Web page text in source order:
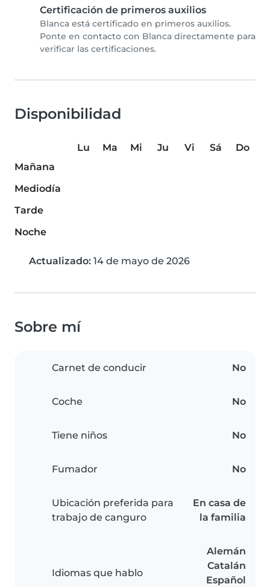
Certificación de primeros auxilios
Blanca está certificado en primeros auxilios.
Ponte en contacto con Blanca directamente para
verificar las certificaciones.
Disponibilidad
Lu Ma Mi Ju Vi Sá
Do
Mañana
Mediodía
Tarde
Noche
Actualizado: 14 de mayo de 2026
Sobre mí
Carnet de conducir No
Coche No
Tiene niños No
Fumador No
Ubicación preferida para
trabajo de canguro
En casa de
la familia
Idiomas que hablo
Alemán
Catalán
Español